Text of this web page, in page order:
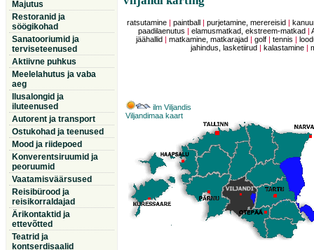
Majutus
Restoranid ja
söögikohad
Sanatooriumid ja
terviseteenused
Aktiivne puhkus
Meelelahutus ja vaba
aeg
Ilusalongid ja
iluteenused
Autorent ja transport
Ostukohad ja teenused
Mood ja riidepoed
Konverentsiruumid ja
peoruumid
Vaatamisväärsused
Reisibürood ja
reisikorraldajad
Ärikontaktid ja
ettevõtted
Teatrid ja
kontserdisaalid
ratsutamine| paintball purjetamine, merereisid
paadilaenutus
|elamusmatkad, ekstreem-matkad |
jäähallid
matkamine, matkarajad golf| tennis
jahindus, lasketiirud
kalastamine |
ilm Viljandis
Viljandimaa kaart